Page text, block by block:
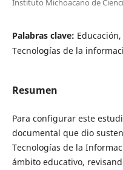
Instituto Michoacano de
Palabras clave:
Tecnologías de la
Resumen
Para configurar este
documental que dio
Tecnologías de la
ámbito educativo,